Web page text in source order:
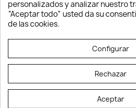
Verano y playa
Vestuario laboral
© LEVELPRINT -
personalizados y analizar nuestro
“Aceptar todo” usted da su
de las cookies.
Configurar
Rechazar
Aceptar